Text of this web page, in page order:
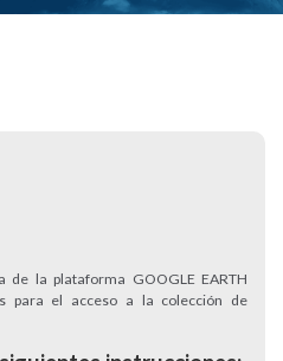
de la plataforma GOOGLE EARTH
para el acceso a la colección de